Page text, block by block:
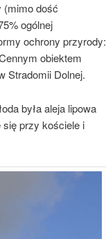
(mimo dość
ogólnej
ochrony przyrody:
obiektem
Stradomii Dolnej.
była aleja lipowa
przy kościele i